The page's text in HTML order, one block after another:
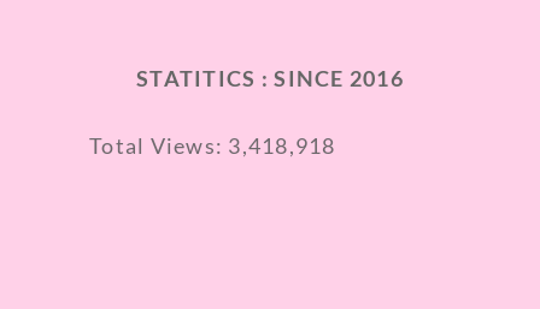
STATITICS : SINCE 2016
Total Views: 3,418,918